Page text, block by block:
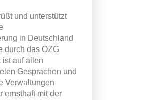
und unterstützt
in Deutschland
durch das OZG
ist auf allen
Gesprächen und
Verwaltungen
ernsthaft mit der